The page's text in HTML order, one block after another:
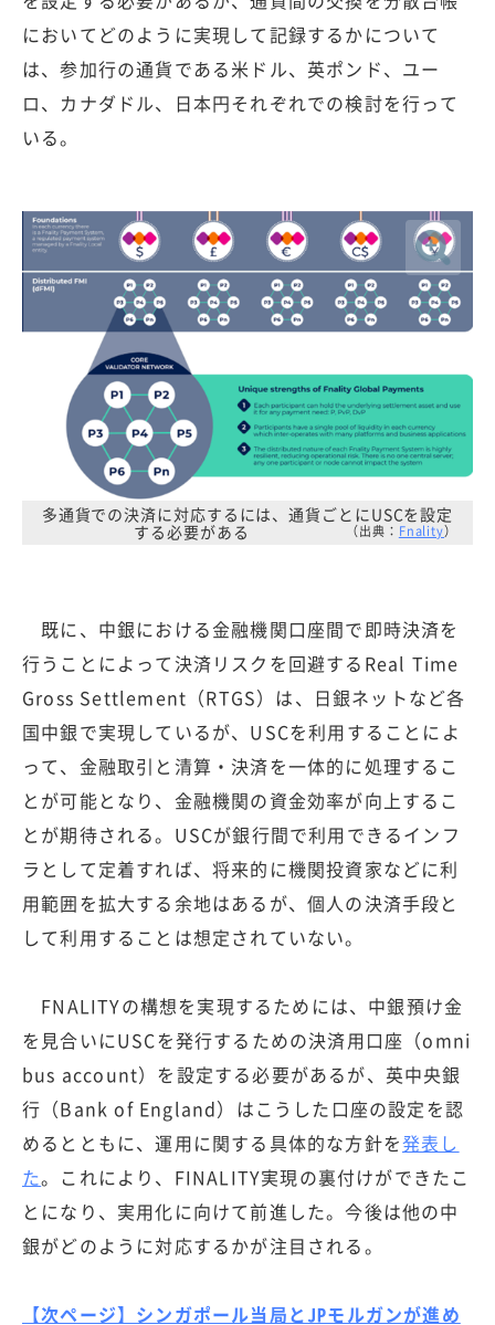
においてどのように実現して記録するかについて
は、参加行の通貨である米ドル、英ポンド、ユー
ロ、カナダドル、日本円それぞれでの検討を行って
いる。
多通貨での決済に対応するには、通貨ごとにUSCを設定
する必要がある
（出典： Fnality）
既に、中銀における金融機関口座間で即時決済を
行うことによって決済リスクを回避するReal Time
Gross Settlement（RTGS）は、日銀ネットなど各
国中銀で実現しているが、USCを利用することによ
って、金融取引と清算・決済を一体的に処理するこ
とが可能となり、金融機関の資金効率が向上するこ
とが期待される。USCが銀行間で利用できるインフ
ラとして定着すれば、将来的に機関投資家などに利
用範囲を拡大する余地はあるが、個人の決済手段と
して利用することは想定されていない。
FNALITYの構想を実現するためには、中銀預け金
を見合いにUSCを発行するための決済用口座（omni
bus account）を設定する必要があるが、英中央銀
行（Bank of England）はこうした口座の設定を認
めるとともに、運用に関する具体的な方針を発表し
た。これにより、FINALITY実現の裏付けができたこ
とになり、実用化に向けて前進した。今後は他の中
銀がどのように対応するかが注目される。
【次ページ】シンガポール当局とJPモルガンが進め